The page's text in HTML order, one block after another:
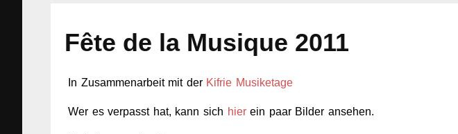
Fête de la Musique 2011
In Zusammenarbeit mit der Kifrie Musiketage
Wer es verpasst hat, kann sich hierein paar Bilder ansehen.